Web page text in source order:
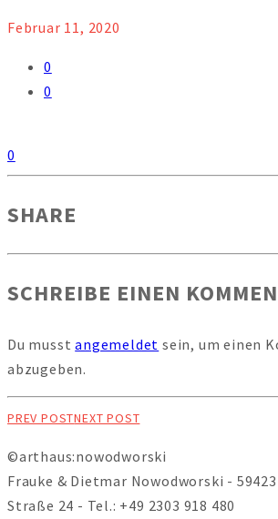
Februar 11, 2020
0
0
0
SHARE
SCHREIBE EINEN
Du musstangemeldet sein, um einen
abzugeben.
PREV POSTNEXT POST
©arthaus:nowodworski
Frauke & Dietmar Nowodworski -
Straße 24 - Tel.: +49 2303 918 480